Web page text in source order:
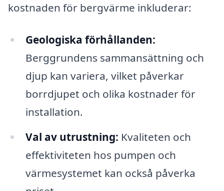
kostnaden för bergvärme inkluderar:
Geologiska förhållanden:
Berggrundens sammansättning och
djup kan variera, vilket påverkar
borrdjupet och olika kostnader för
installation.
Val av utrustning: Kvaliteten och
effektiviteten hos pumpen och
värmesystemet kan också påverka